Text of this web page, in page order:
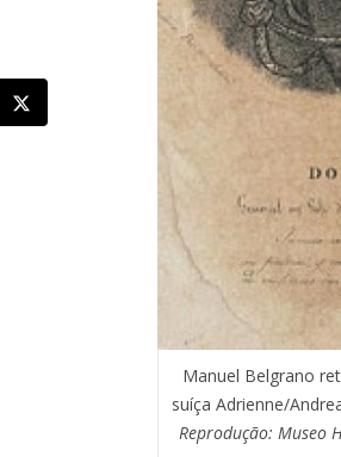
Manuel Belgrano
suíça Adrienne/
Reprodução: Museo